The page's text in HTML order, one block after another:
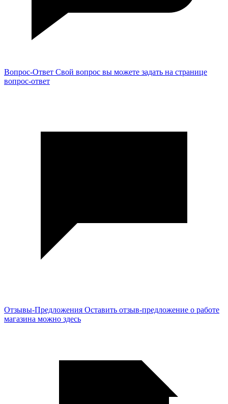
Вопрос-Ответ Свой вопрос вы можете задать на странице
вопрос-ответ
Отзывы-Предложения Оставить отзыв-предложение о работе
магазина можно здесь